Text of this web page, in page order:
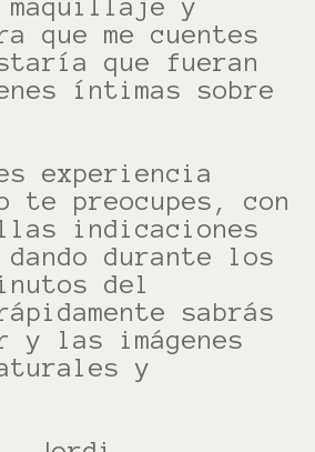
maquillaje y
que me cuentes
que fueran
íntimas sobre
experiencia
te preocupes, con
indicaciones
durante los
del
sabrás
y las imágenes
y